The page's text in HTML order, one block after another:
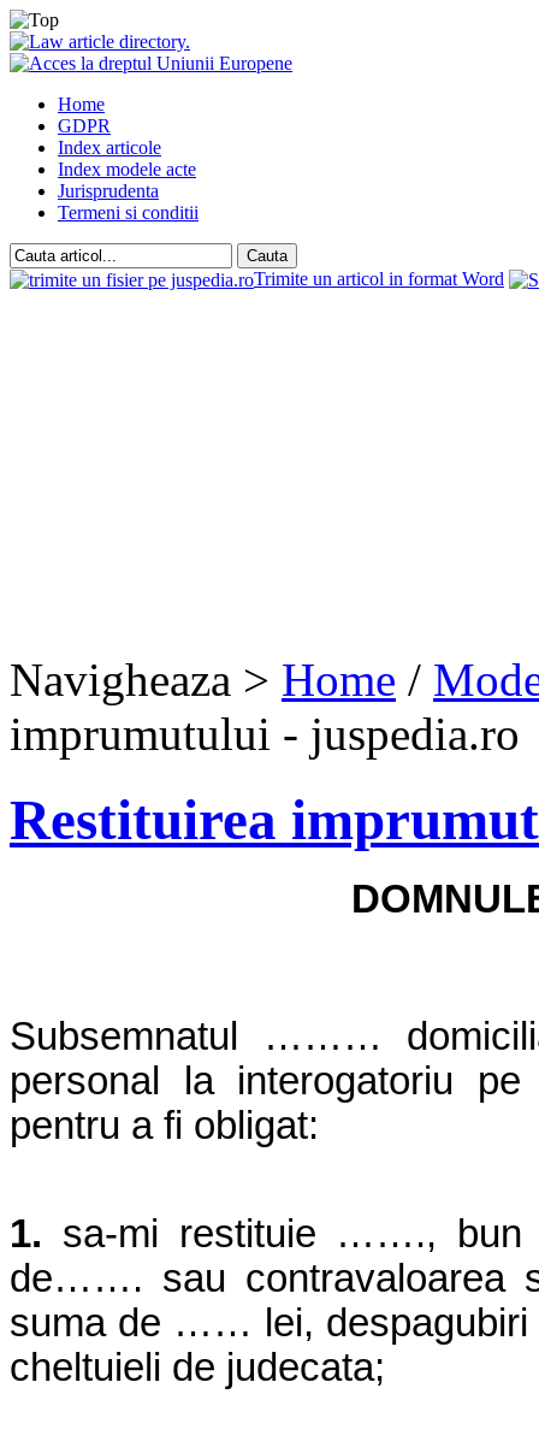
Home
GDPR
Index articole
Index modele acte
Jurisprudenta
Termeni si conditii
Trimite un articol in format Word
Navigheaza > Home /
imprumutului - juspedia.ro
Restituirea
Subsemnatul ………
personal la interogatoriu
pentru a fi obligat:
1. sa-mi restituie ……., bun
de……. sau
suma de …… lei, despagubiri
cheltuieli de judecata;